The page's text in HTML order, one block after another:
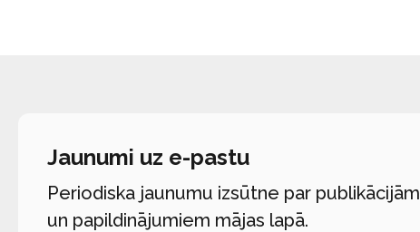
Jaunumi uz e-pastu
Periodiska jaunumu izsūtne par publikācijām
un papildinājumiem mājas lapā.